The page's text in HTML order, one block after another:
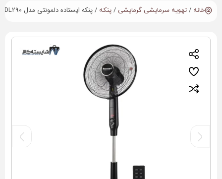
خانه / تهویه سرمایشی گرمایشی / پنکه / پنکه ایستاده دلمونتی مدل DL290